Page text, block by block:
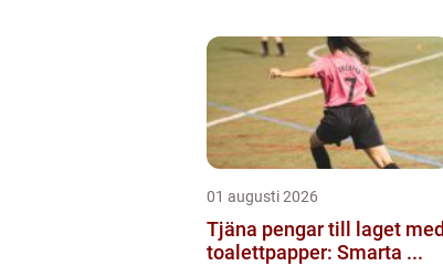
01 augusti 2026
Tjäna pengar till laget med
toalettpapper: Smarta ...